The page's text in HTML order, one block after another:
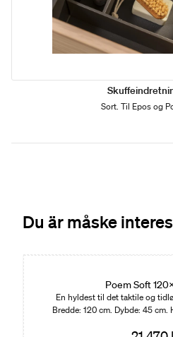
Sort. Til Epos og
Du är måske
Poem Soft
En hyldest til det taktile og
Bredde: 120 cm. Dybde: 45